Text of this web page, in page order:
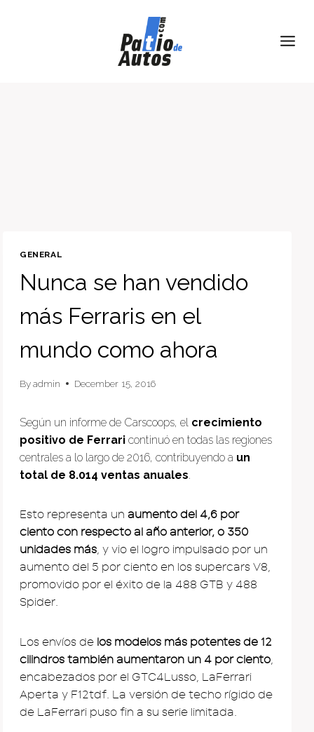
GENERAL
Nunca se han vendido
más Ferraris en el
mundo como ahora
Byadmin December 15, 2016
Según un informe de Carscoops, el crecimiento
positivo de Ferrari continuó en todas las regiones
centrales a lo largo de 2016, contribuyendo a un
total de 8.014 ventas anuales.
Esto representa un aumento del 4,6 por
ciento con respecto al año anterior, o 350
unidades más, y vio el logro impulsado por un
aumento del 5 por ciento en los supercars V8,
promovido por el éxito de la 488 GTB y 488
Spider.
Los envíos de los modelos más potentes de 12
cilindros también aumentaron un 4 por ciento,
encabezados por el GTC4Lusso, LaFerrari
Aperta y F12tdf. La versión de techo rígido de
de LaFerrari puso fin a su serie limitada.